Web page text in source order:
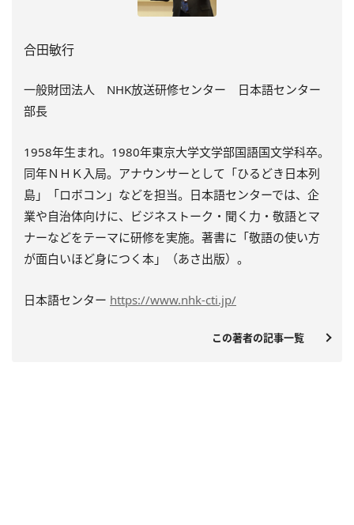
合田敏行
一般財団法人 NHK放送研修センター 日本語センター
部長
1958年生まれ。1980年東京大学文学部国語国文学科卒。
同年ＮＨＫ入局。アナウンサーとして「ひるどき日本列
島」「ロボコン」などを担当。日本語センターでは、企
業や自治体向けに、ビジネストーク・聞く力・敬語とマ
ナーなどをテーマに研修を実施。著書に「敬語の使い方
が面白いほど身につく本」（あさ出版）。
日本語センター https://www.nhk-cti.jp/
この著者の記事一覧